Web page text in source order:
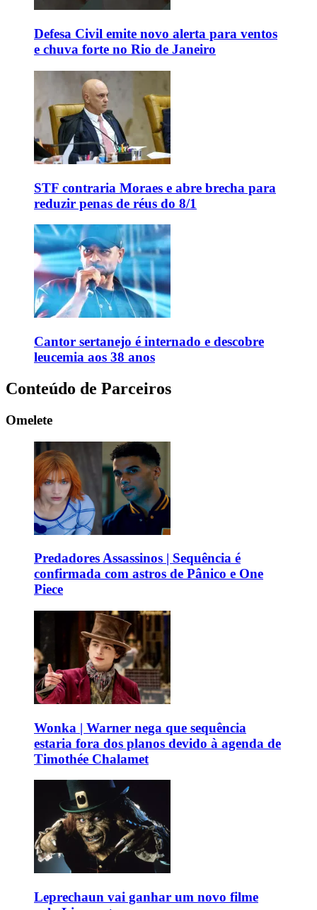
Defesa Civil emite novo alerta para ventos
e chuva forte no Rio de Janeiro
STF contraria Moraes e abre brecha para
reduzir penas de réus do 8/1
Cantor sertanejo é internado e descobre
leucemia aos 38 anos
Conteúdo de Parceiros
Omelete
Predadores Assassinos | Sequência é
confirmada com astros de Pânico e One
Piece
Wonka | Warner nega que sequência
estaria fora dos planos devido à agenda de
Timothée Chalamet
Leprechaun vai ganhar um novo filme